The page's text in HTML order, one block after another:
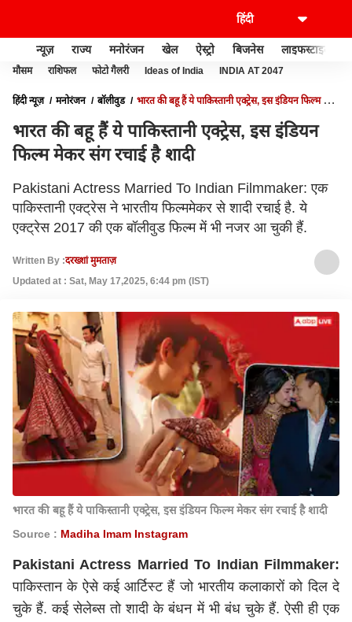
न्यूज़ राज्य मनोरंजन खेल ऐस्ट्रो बिजनेस लाइफस्टाइल
मौसम राशिफल फोटो गैलरी Ideas of India INDIA AT 2047
हिंदी न्यूज़ मनोरंजन बॉलीवुड
भारत की बहू हैं ये पाकिस्तानी एक्ट्रेस, इस इंडियन फिल्म मेकर
भारत की बहू हैं ये पाकिस्तानी एक्ट्रेस, इस इंडियन
फिल्म मेकर संग रचाई है शादी
Pakistani Actress Married To Indian Filmmaker: एक
पाकिस्तानी एक्ट्रेस ने भारतीय फिल्ममेकर से शादी रचाई है. ये
एक्ट्रेस 2017 की एक बॉलीवुड फिल्म में भी नजर आ चुकी हैं.
Written By :दरख्शां मुमताज़
Updated at : Sat, May 17,2025, 6:44 pm (IST)
भारत की बहू हैं ये पाकिस्तानी एक्ट्रेस, इस इंडियन फिल्म मेकर संग रचाई है शादी
Source : Madiha Imam Instagram
Pakistani Actress Married To Indian Filmmaker:
पाकिस्तान के ऐसे कई आर्टिस्ट हैं जो भारतीय कलाकारों को दिल दे
चुके हैं. कई सेलेब्स तो शादी के बंधन में भी बंध चुके हैं. ऐसी ही एक